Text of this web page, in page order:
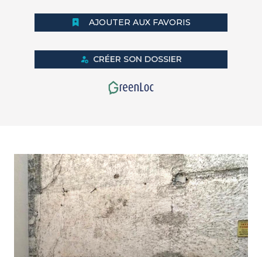
AJOUTER AUX FAVORIS
CRÉER SON DOSSIER